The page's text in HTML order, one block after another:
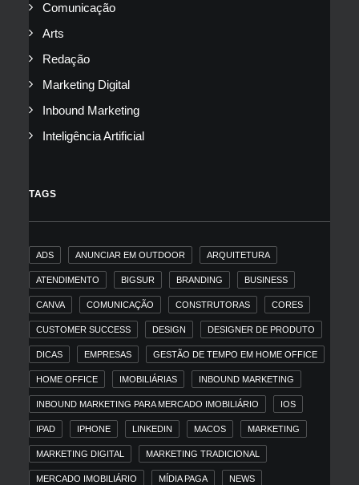
Comunicação
Arts
Redação
Marketing Digital
Inbound Marketing
Inteligência Artificial
TAGS
ADS ANUNCIAR EM OUTDOOR ARQUITETURA
ATENDIMENTO BIGSUR BRANDING BUSINESS
CANVA COMUNICAÇÃO CONSTRUTORAS CORES
CUSTOMER SUCCESS DESIGN DESIGNER DE PRODUTO
DICAS EMPRESAS GESTÃO DE TEMPO EM HOME OFFICE
HOME OFFICE IMOBILIÁRIAS INBOUND MARKETING
INBOUND MARKETING PARA MERCADO IMOBILIÁRIO IOS
IPAD IPHONE LINKEDIN MACOS MARKETING
MARKETING DIGITAL MARKETING TRADICIONAL
MERCADO IMOBILIÁRIO MÍDIA PAGA NEWS